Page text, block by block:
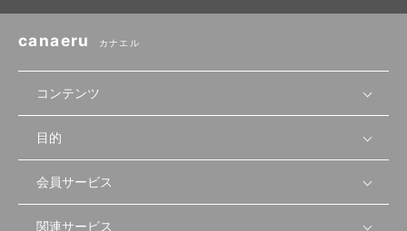
canaeru カナエル
コンテンツ
無料開業相談
セミナー情報
物件を探す
目的
店舗運営
会員サービス
関連サービス